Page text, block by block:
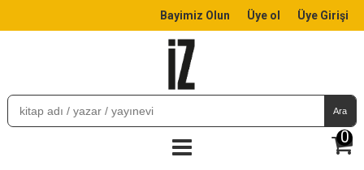
Bayimiz Olun Üye ol Üye Girişi
Ara
0